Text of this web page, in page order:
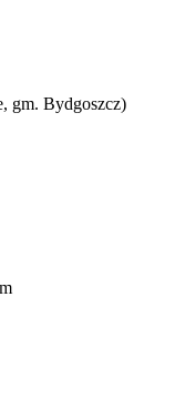
gm. Bydgoszcz)